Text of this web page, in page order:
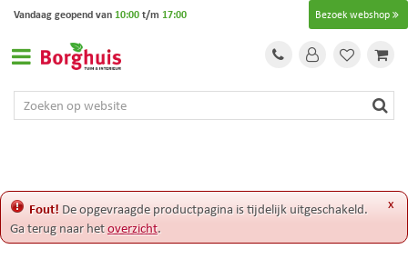
e
t
Bezoek webshop
Vandaag geopend van 10:00t/m 17:00
x
Fout! De opgevraagde productpagina is tijdelijk uitgeschakeld.
Ga terug naar hetoverzicht.